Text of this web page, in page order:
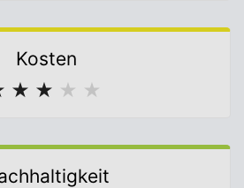
Kosten
★ ★ ★ ★